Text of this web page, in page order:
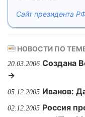
Сайт президента
НОВОСТИ ПО
20.03.2006 Создана
→
05.12.2005 Иванов:
02.12.2005 Россия